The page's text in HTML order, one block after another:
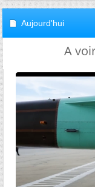
Aujourd'hui
A